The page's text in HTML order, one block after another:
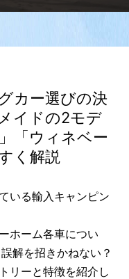
カー選びの決
イドの2モデ
「ウィネベー
く解説
いる輸入キャンピン
ホーム各車につい
解を招きかねない？
リーと特徴を紹介し